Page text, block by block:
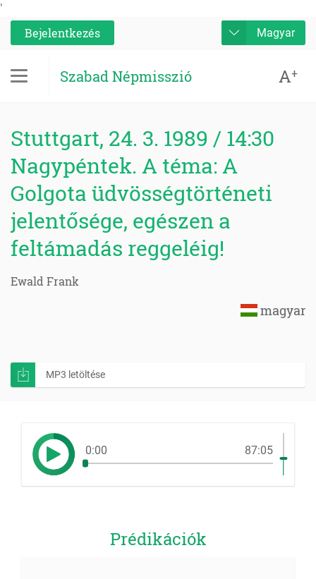
'
Bejelentkezés
Magyar
Szabad Népmisszió A+
Stuttgart, 24. 3. 1989 / 14:30
Nagypéntek. A téma: A
Golgota üdvösségtörténeti
jelentősége, egészen a
feltámadás reggeléig!
Ewald Frank
magyar
MP3 letöltése
0:00 87:05
Prédikációk